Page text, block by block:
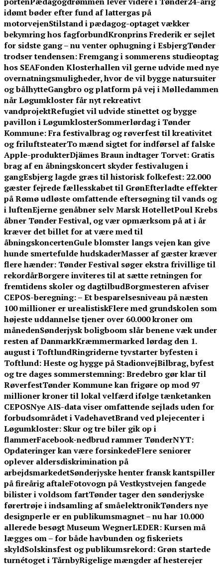
idømt bøder efter fund af lattergas på
motorvejenStilstand i pædagog-optaget vækker
bekymring hos fagforbundKronprins Frederik er sejlet
for sidste gang – nu venter ophugning i EsbjergTønder
trodser tendensen: Fremgang i sommerens studieoptag
hos SEAFonden Klosterhallen vil gerne udvide med nye
overnatningsmuligheder, hvor de vil bygge natursuiter
og bålhytteGangbro og platform på vej i Mølledammen
når Løgumkloster får nyt rekreativt
vandprojektRefugiet vil udvide stinettet og bygge
pavillon i LøgumklosterSommerlørdag i Tønder
Kommune: Fra festivalbrag og røverfest til kreativitet
og friluftsteaterTo mænd sigtet for indførsel af falske
Apple-produkterDjämes Braun indtager Torvet: Gratis
brag af en åbningskoncert skyder festivalugen i
gangEsbjerg lagde græs til historisk folkefest: 22.000
gæster fejrede fællesskabet til GrønEfterladte effekter
på Rømø udløste omfattende eftersøgning til vands og
i luftenEjerne genåbner selv Marsk HotelletPoul Krebs
åbner Tønder Festival, og vær opmærksom på at i år
kræver det billet for at være med til
åbningskoncertenGule blomster langs vejen kan give
hunde smertefulde hudskaderMasser af gæster kræver
flere hænder: Tønder Festival søger ekstra frivillige til
rekordårBorgere inviteres til at sætte retningen for
fremtidens skoler og dagtilbudBorgmesteren afviser
CEPOS-beregning: – Et besparelsesniveau på næsten
100 millioner er urealistiskFlere med grundskolen som
højeste uddannelse tjener over 60.000 kroner om
månedenSønderjysk boligboom slår benene væk under
resten af DanmarkKræmmermarked lørdag den 1.
august i ToftlundRingriderne tyvstarter byfesten i
Toftlund: Heste og hygge på StadionvejBilbrag, byfest
og tre dages sommerstemning: Bredebro gør klar til
RøverfestTønder Kommune kan frigøre op mod 97
millioner kroner til lokal velfærd ifølge tænketanken
CEPOSNye AIS-data viser omfattende sejlads uden for
forbudsområdet i VadehavetBrand ved plejecenter i
Løgumkloster: Skur og tre biler gik op i
flammerFacebook-nedbrud rammer TønderNYT:
Opdateringer kan være forsinkedeFlere seniorer
oplever aldersdiskrimination på
arbejdsmarkedetSønderjyske henter fransk kantspiller
på fireårig aftaleFotovogn på Vestkystvejen fangede
bilister i voldsom fartTønder tager den sønderjyske
førertrøje i indsamling af småelektronikTønders nye
designperle er en publikumsmagnet – nu har 10.000
allerede besøgt Museum WegnerLEDER: Kursen må
lægges om – for både havbunden og fiskeriets
skyldSolskinsfest og publikumsrekord: Grøn startede
turnétoget i TårnbyRigelige mængder af hesterejer